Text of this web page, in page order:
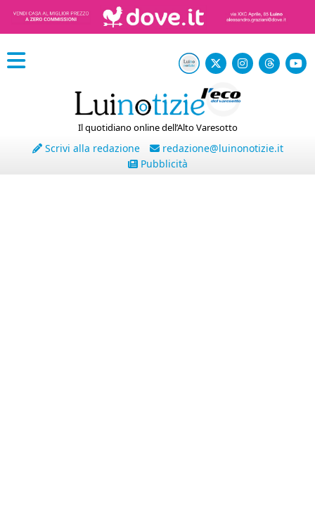
Il quotidiano online dell’Alto Varesotto
Scrivi alla redazione
redazione@luinonotizie.it
Pubblicità